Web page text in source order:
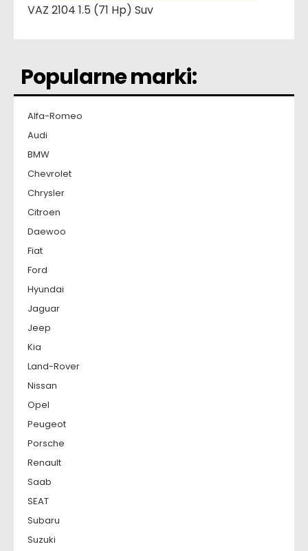
VAZ 2104 1.5 (71 Hp) Suv
Popularne marki:
Alfa-Romeo
Audi
BMW
Chevrolet
Chrysler
Citroen
Daewoo
Fiat
Ford
Hyundai
Jaguar
Jeep
Kia
Land-Rover
Nissan
Opel
Peugeot
Porsche
Renault
Saab
SEAT
Subaru
Suzuki